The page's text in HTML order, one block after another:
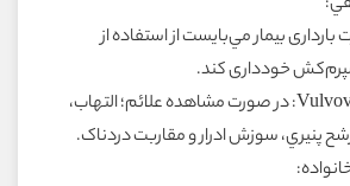
بيمار مي‌بايست از استفاده از
خوددارى کند.
ـ کانديدياز Vulvovaginal: در صورت مشاهده علائم؛ التهاب،
پنيري، سوزش ادرار و مقاربت دردناک.